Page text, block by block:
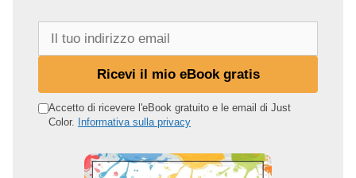
o
Ricevi il mio eBook gratis
Accetto di ricevere l'eBook gratuito e le email di Just
Color. Informativa sulla privacy